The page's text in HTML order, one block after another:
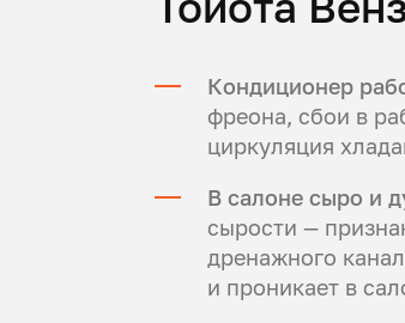
Кондиционер
фреона, сбои в
циркуляция
В салоне сыро и
сырости —
дренажного
и проникает в